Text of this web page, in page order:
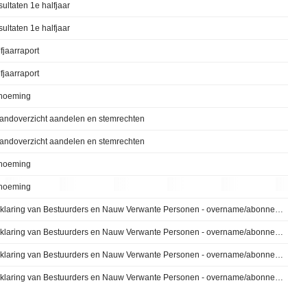
1e halfjaar
1e halfjaar
aandelen en stemrechten
aandelen en stemrechten
Verklaring van Bestuurders en Nauw Verwante Personen - overname/abonnement
Verklaring van Bestuurders en Nauw Verwante Personen - overname/abonnement
Verklaring van Bestuurders en Nauw Verwante Personen - overname/abonnement
Verklaring van Bestuurders en Nauw Verwante Personen - overname/abonnement